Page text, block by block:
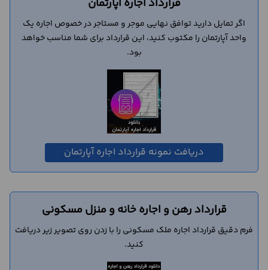
قرارداد اجاره آپارتمان
اگر تمایل دارید توافق نهایی موجر و مستاجر در خصوص اجاره یک
واحد آپارتمان را مکتوب کنید، این قرارداد برای شما مناسب خواهد
بود.
دریافت نمونه قرارداد اجاره آپارتمان
قرارداد رهن و اجاره خانه و منزل مسکونی
فرم دقیق قرارداد اجاره ملک مسکونی را با زدن روی تصویر زیر دریافت
کنید.